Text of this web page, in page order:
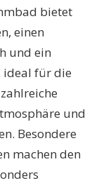
bietet
einen
und ein
ideal für die
und
Besondere
machen den